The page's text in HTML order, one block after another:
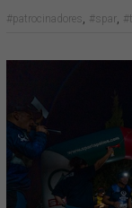
#patrocinadores, #spar,